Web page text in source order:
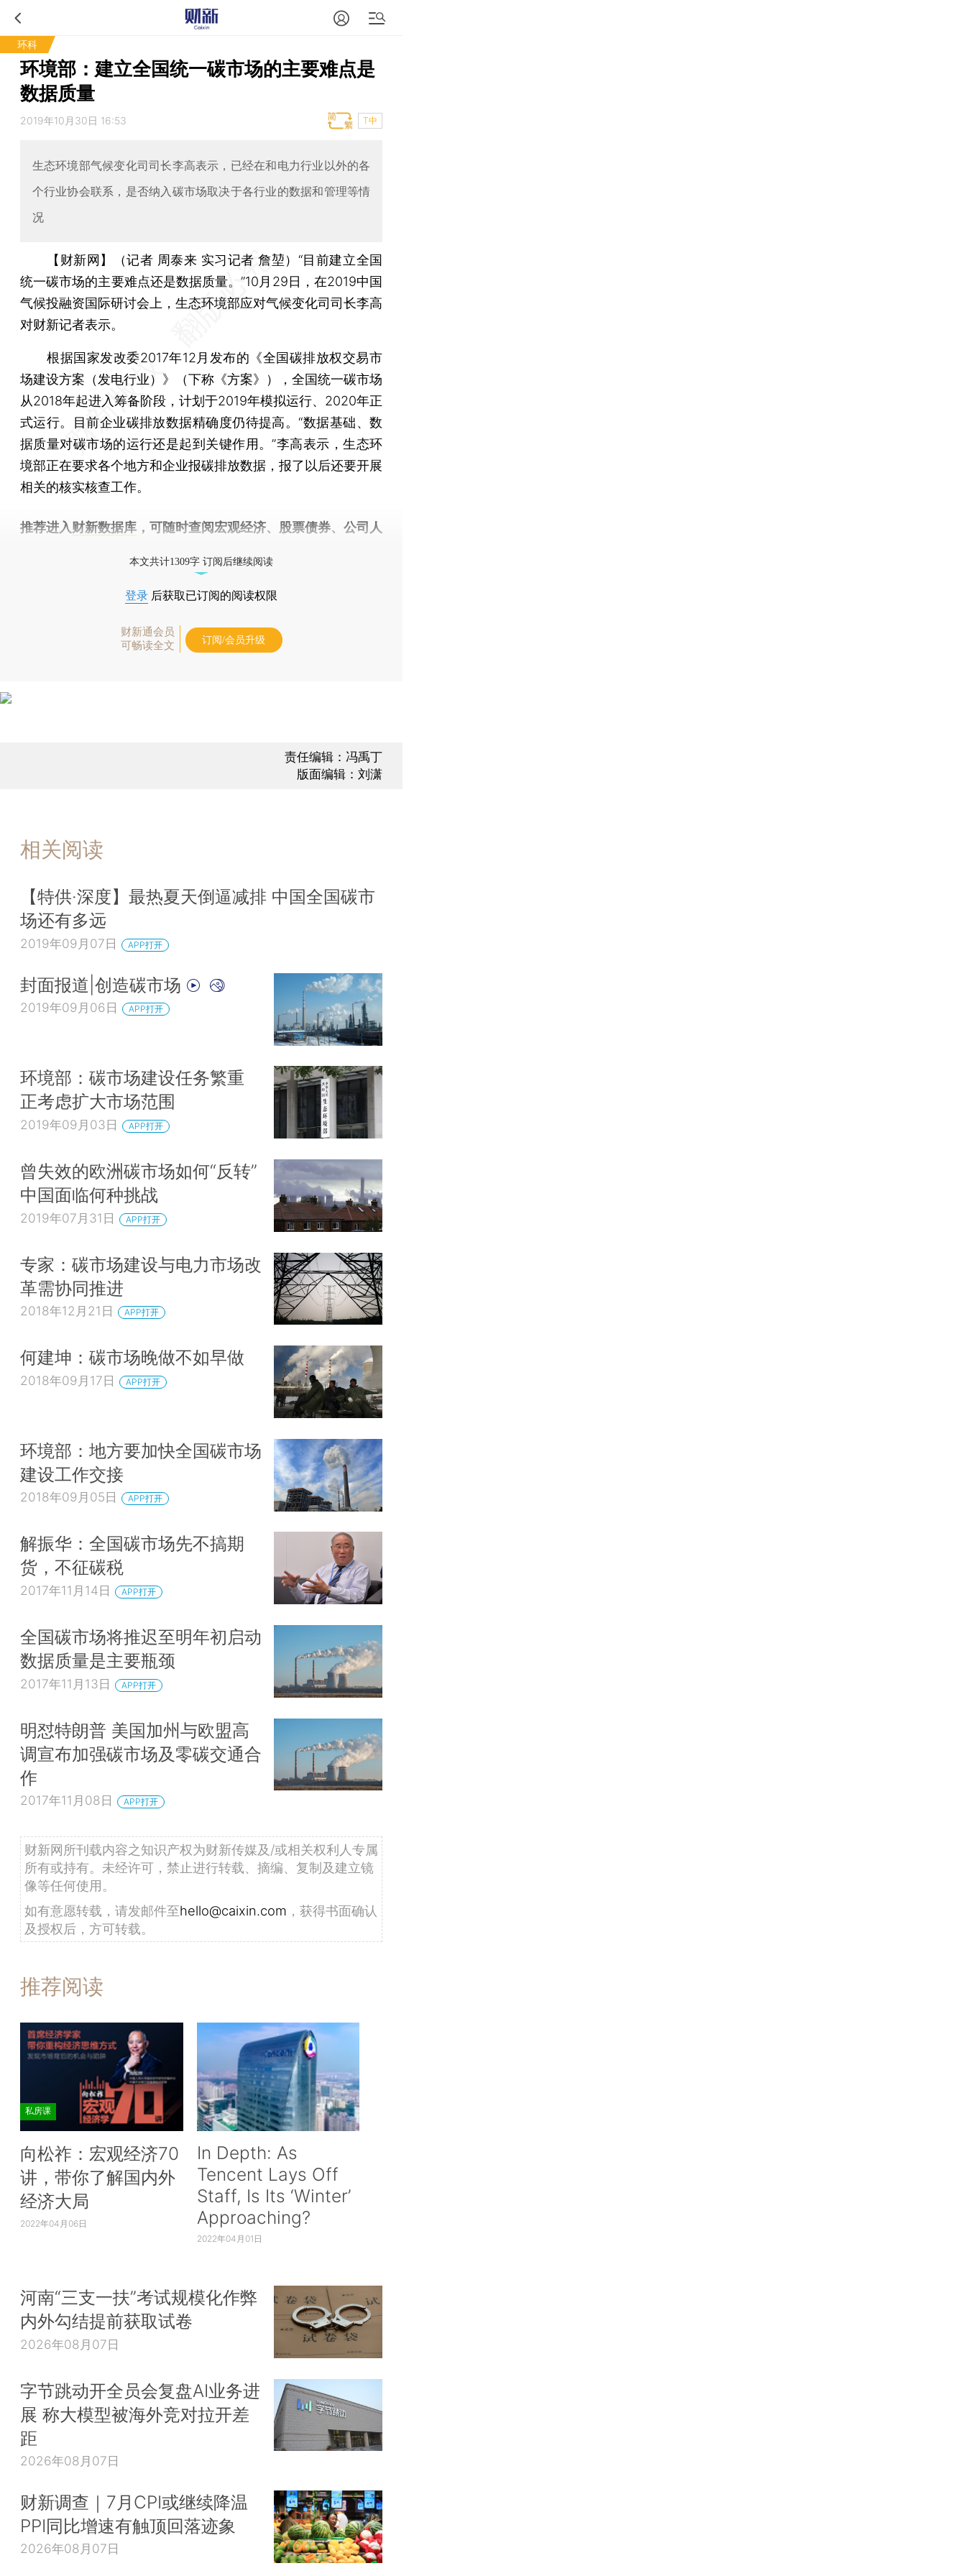
环科
环境部：建立全国统一碳市场的主要难点是
数据质量
2019年10月30日 16:53 T中
生态环境部气候变化司司长李高表示，已经在和电力行业以外的各
个行业协会联系，是否纳入碳市场取决于各行业的数据和管理等情
况
【财新网】（记者 周泰来 实习记者 詹堃） “目前建立全国
统一碳市场的主要难点还是数据质量。”10月29日，在2019中国
气候投融资国际研讨会上，生态环境部应对气候变化司司长李高
对财新记者表示。
根据国家发改委2017年12月发布的《全国碳排放权交易市
场建设方案（发电行业）》（下称《方案》），全国统一碳市场
从2018年起进入筹备阶段，计划于2019年模拟运行、2020年正
式运行。目前企业碳排放数据精确度仍待提高。“数据基础、数
据质量对碳市场的运行还是起到关键作用。”李高表示，生态环
境部正在要求各个地方和企业报碳排放数据，报了以后还要开展
相关的核实核查工作。
推荐进入财新数据库 ，可随时查阅宏观经济、股票债券、公司人
本文共计1309字 订阅后继续阅读
登录 后获取已订阅的阅读权限
财新通会员
可畅读全文
订阅/会员升级
责任编辑：冯禹丁
版面编辑：刘潇
相关阅读
【特供·深度】最热夏天倒逼减排 中国全国碳市
场还有多远
2019年09月07日 APP打开
封面报道|创造碳市场
2019年09月06日 APP打开
环境部：碳市场建设任务繁重
正考虑扩大市场范围
2019年09月03日 APP打开
曾失效的欧洲碳市场如何“反转”
中国面临何种挑战
2019年07月31日 APP打开
专家：碳市场建设与电力市场改
革需协同推进
2018年12月21日 APP打开
何建坤：碳市场晚做不如早做
2018年09月17日 APP打开
环境部：地方要加快全国碳市场
建设工作交接
2018年09月05日 APP打开
解振华：全国碳市场先不搞期
货，不征碳税
2017年11月14日 APP打开
全国碳市场将推迟至明年初启动
数据质量是主要瓶颈
2017年11月13日 APP打开
明怼特朗普 美国加州与欧盟高
调宣布加强碳市场及零碳交通合
作
2017年11月08日 APP打开
财新网所刊载内容之知识产权为财新传媒及/或相关权利人专属
所有或持有。未经许可，禁止进行转载、摘编、复制及建立镜
像等任何使用。
如有意愿转载，请发邮件至hello@caixin.com ，获得书面确认
及授权后，方可转载。
推荐阅读
私房课
向松祚：宏观经济70
讲，带你了解国内外
经济大局
2022年04月06日
In Depth: As
Tencent Lays Off
Staff, Is Its ‘Winter’
Approaching?
2022年04月01日
河南“三支一扶”考试规模化作弊
内外勾结提前获取试卷
2026年08月07日
字节跳动开全员会复盘AI业务进
展 称大模型被海外竞对拉开差
距
2026年08月07日
财新调查｜7月CPI或继续降温
PPI同比增速有触顶回落迹象
2026年08月07日